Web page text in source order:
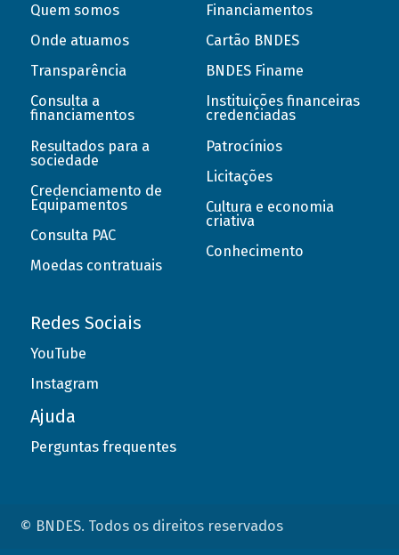
Quem somos
Onde atuamos
Transparência
Consulta a
financiamentos
Resultados para a
sociedade
Credenciamento de
Equipamentos
Consulta PAC
Moedas contratuais
Financiamentos
Cartão BNDES
BNDES Finame
Instituições financeiras
credenciadas
Patrocínios
Licitações
Cultura e economia
criativa
Conhecimento
Redes Sociais
YouTube
Instagram
Ajuda
Perguntas frequentes
© BNDES. Todos os direitos reservados